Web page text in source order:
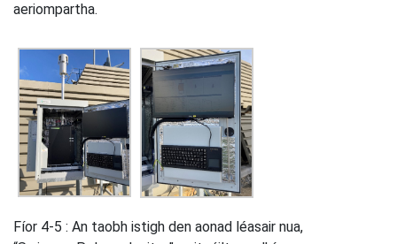
aeriompartha.
Fíor 4-5 : An taobh istigh den aonad léasair nua,